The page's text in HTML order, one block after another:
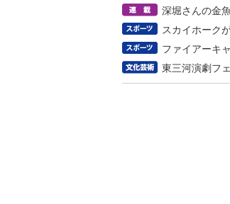
深堀さんの金魚
スカイホーク
ファイアーキ
東三河演劇フ